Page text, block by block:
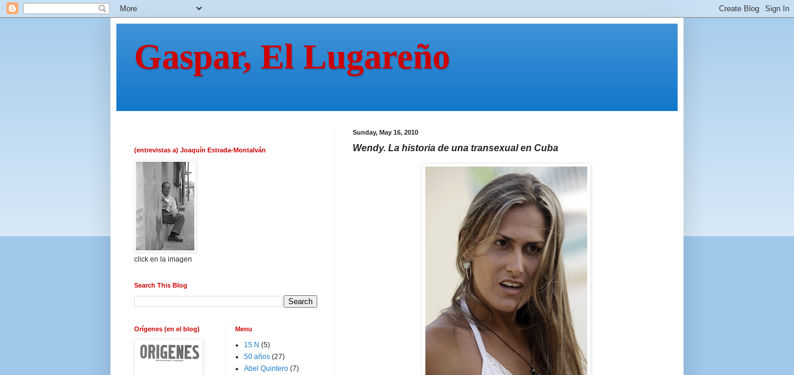
Gaspar, El Lugareño
Sunday, May 16, 2010
Wendy. La historia de una transexual en Cuba
(entrevistas a) Joaquín Estrada-Montalván
click en la imagen
Search This Blog
Orígenes (en el blog) Menu
15 N (5)
50 años (27)
Abel Quintero (7)